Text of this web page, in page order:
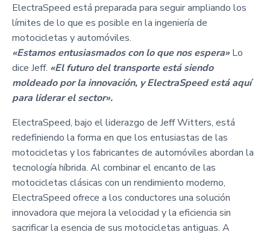
ElectraSpeed está preparada para seguir ampliando los
límites de lo que es posible en la ingeniería de
motocicletas y automóviles.
«Estamos entusiasmados con lo que nos espera» Lo
dice Jeff. «El futuro del transporte está siendo
moldeado por la innovación, y ElectraSpeed está aquí
para liderar el sector».
ElectraSpeed, bajo el liderazgo de Jeff Witters, está
redefiniendo la forma en que los entusiastas de las
motocicletas y los fabricantes de automóviles abordan la
tecnología híbrida. Al combinar el encanto de las
motocicletas clásicas con un rendimiento moderno,
ElectraSpeed ofrece a los conductores una solución
innovadora que mejora la velocidad y la eficiencia sin
sacrificar la esencia de sus motocicletas antiguas. A